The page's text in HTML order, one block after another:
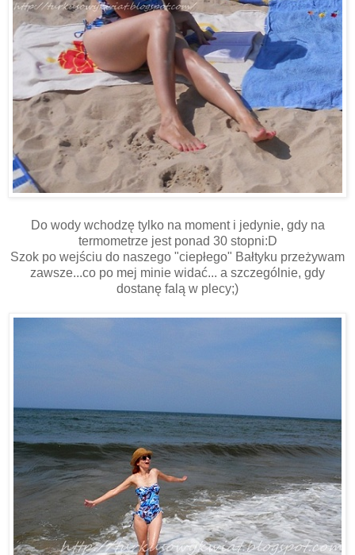
Do wody wchodzę tylko na moment i jedynie, gdy na
termometrze jest ponad 30 stopni:D
Szok po wejściu do naszego "ciepłego" Bałtyku przeżywam
zawsze...co po mej minie widać... a szczególnie, gdy
dostanę falą w plecy;)